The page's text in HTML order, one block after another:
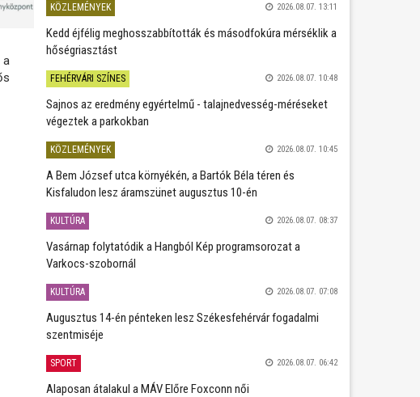
a
KÖZLEMÉNYEK 2026.08.07. 13:11
Kedd éjfélig meghosszabbították és másodfokúra mérséklik a
hőségriasztást
FEHÉRVÁRI SZÍNES 2026.08.07. 10:48
Sajnos az eredmény egyértelmű - talajnedvesség-méréseket
végeztek a parkokban
KÖZLEMÉNYEK 2026.08.07. 10:45
A Bem József utca környékén, a Bartók Béla téren és
Kisfaludon lesz áramszünet augusztus 10-én
KULTÚRA 2026.08.07. 08:37
Vasárnap folytatódik a Hangból Kép programsorozat a
Varkocs-szobornál
KULTÚRA 2026.08.07. 07:08
Augusztus 14-én pénteken lesz Székesfehérvár fogadalmi
szentmiséje
SPORT 2026.08.07. 06:42
Alaposan átalakul a MÁV Előre Foxconn női